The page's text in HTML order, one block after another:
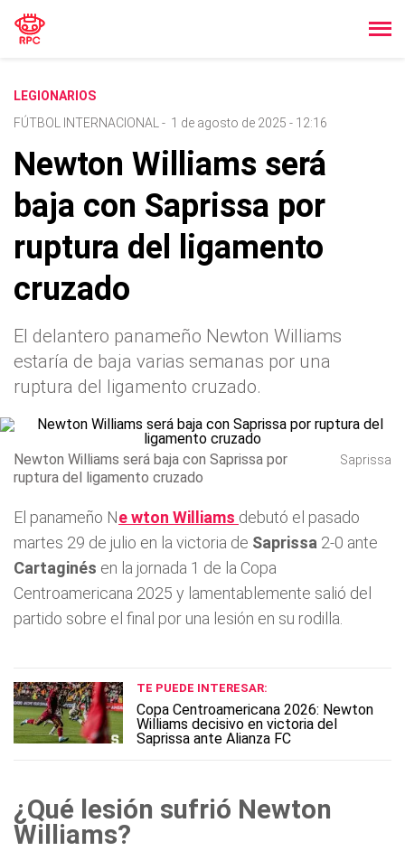
LEGIONARIOS
FÚTBOL INTERNACIONAL
- 1 de agosto de 2025 - 12:16
Newton Williams será
baja con Saprissa por
ruptura del ligamento
cruzado
El delantero panameño Newton Williams
estaría de baja varias semanas por una
ruptura del ligamento cruzado.
Newton Williams será baja con Saprissa por
ruptura del ligamento cruzado
Saprissa
El panameño Newton Williams debutó el pasado
martes 29 de julio en la victoria de Saprissa 2-0 ante
Cartaginés en la jornada 1 de la Copa
Centroamericana 2025 y lamentablemente salió del
partido sobre el final por una lesión en su rodilla.
TE PUEDE INTERESAR:
Copa Centroamericana 2026: Newton
Williams decisivo en victoria del
Saprissa ante Alianza FC
¿Qué lesión sufrió Newton
Williams?